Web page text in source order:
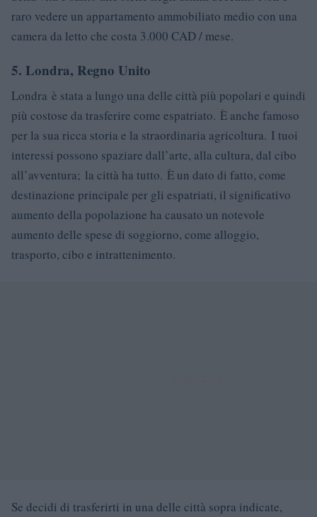
raro vedere un appartamento ammobiliato medio con una
camera da letto che costa 3.000 CAD / mese.
5. Londra, Regno Unito
Londra è stata a lungo una delle città più popolari e quindi
più costose da trasferire come espatriato. È anche famoso
per la sua ricca storia e la straordinaria agricoltura. I tuoi
interessi possono spaziare dall’arte, alla cultura, dal cibo
all’avventura; la città ha tutto. È un dato di fatto, come
destinazione principale per gli espatriati, il significativo
aumento della popolazione ha causato un notevole
aumento delle spese di soggiorno, come alloggio,
trasporto, cibo e intrattenimento.
Se decidi di trasferirti in una delle città sopra indicate,